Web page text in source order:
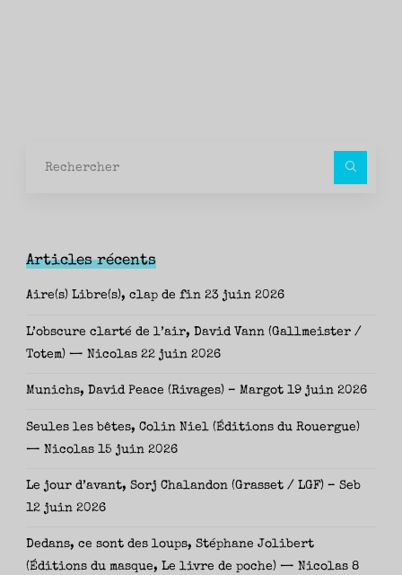
Articles récents
Aire(s) Libre(s), clap de fin 23 juin 2026
L’obscure clarté de l’air, David Vann (Gallmeister /
Totem) — Nicolas 22 juin 2026
Munichs, David Peace (Rivages) – Margot 19 juin 2026
Seules les bêtes, Colin Niel (Éditions du Rouergue)
— Nicolas 15 juin 2026
Le jour d’avant, Sorj Chalandon (Grasset / LGF) – Seb
12 juin 2026
Dedans, ce sont des loups, Stéphane Jolibert
(Éditions du masque, Le livre de poche) — Nicolas 8